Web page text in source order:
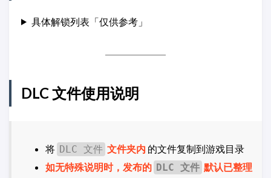
具体解锁列表「仅供参考」
DLC 文件使用说明
将 DLC 文件 文件夹内 的文件复制到游戏目录
如无特殊说明时，发布的 DLC 文件 默认已整理